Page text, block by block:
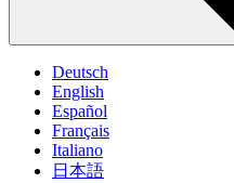
Deutsch
English
Español
Français
Italiano
日本語